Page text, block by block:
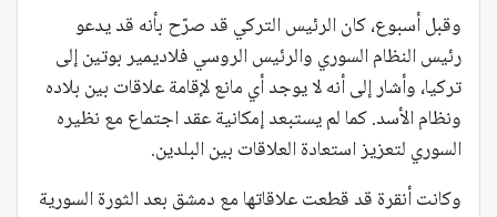
وقبل أسبوع، كان الرئيس التركي قد صرّح بأنه قد يدعو
رئيس النظام السوري والرئيس الروسي فلاديمير بوتين إلى
تركيا، وأشار إلى أنه لا يوجد أي مانع لإقامة علاقات بين بلاده
ونظام الأسد. كما لم يستبعد إمكانية عقد اجتماع مع نظيره
السوري لتعزيز استعادة العلاقات بين البلدين.
وكانت أنقرة قد قطعت علاقاتها مع دمشق بعد الثورة السورية